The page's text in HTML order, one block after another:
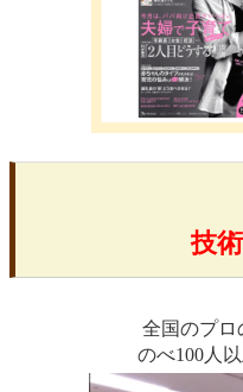
技
全国のプロ
のべ100人